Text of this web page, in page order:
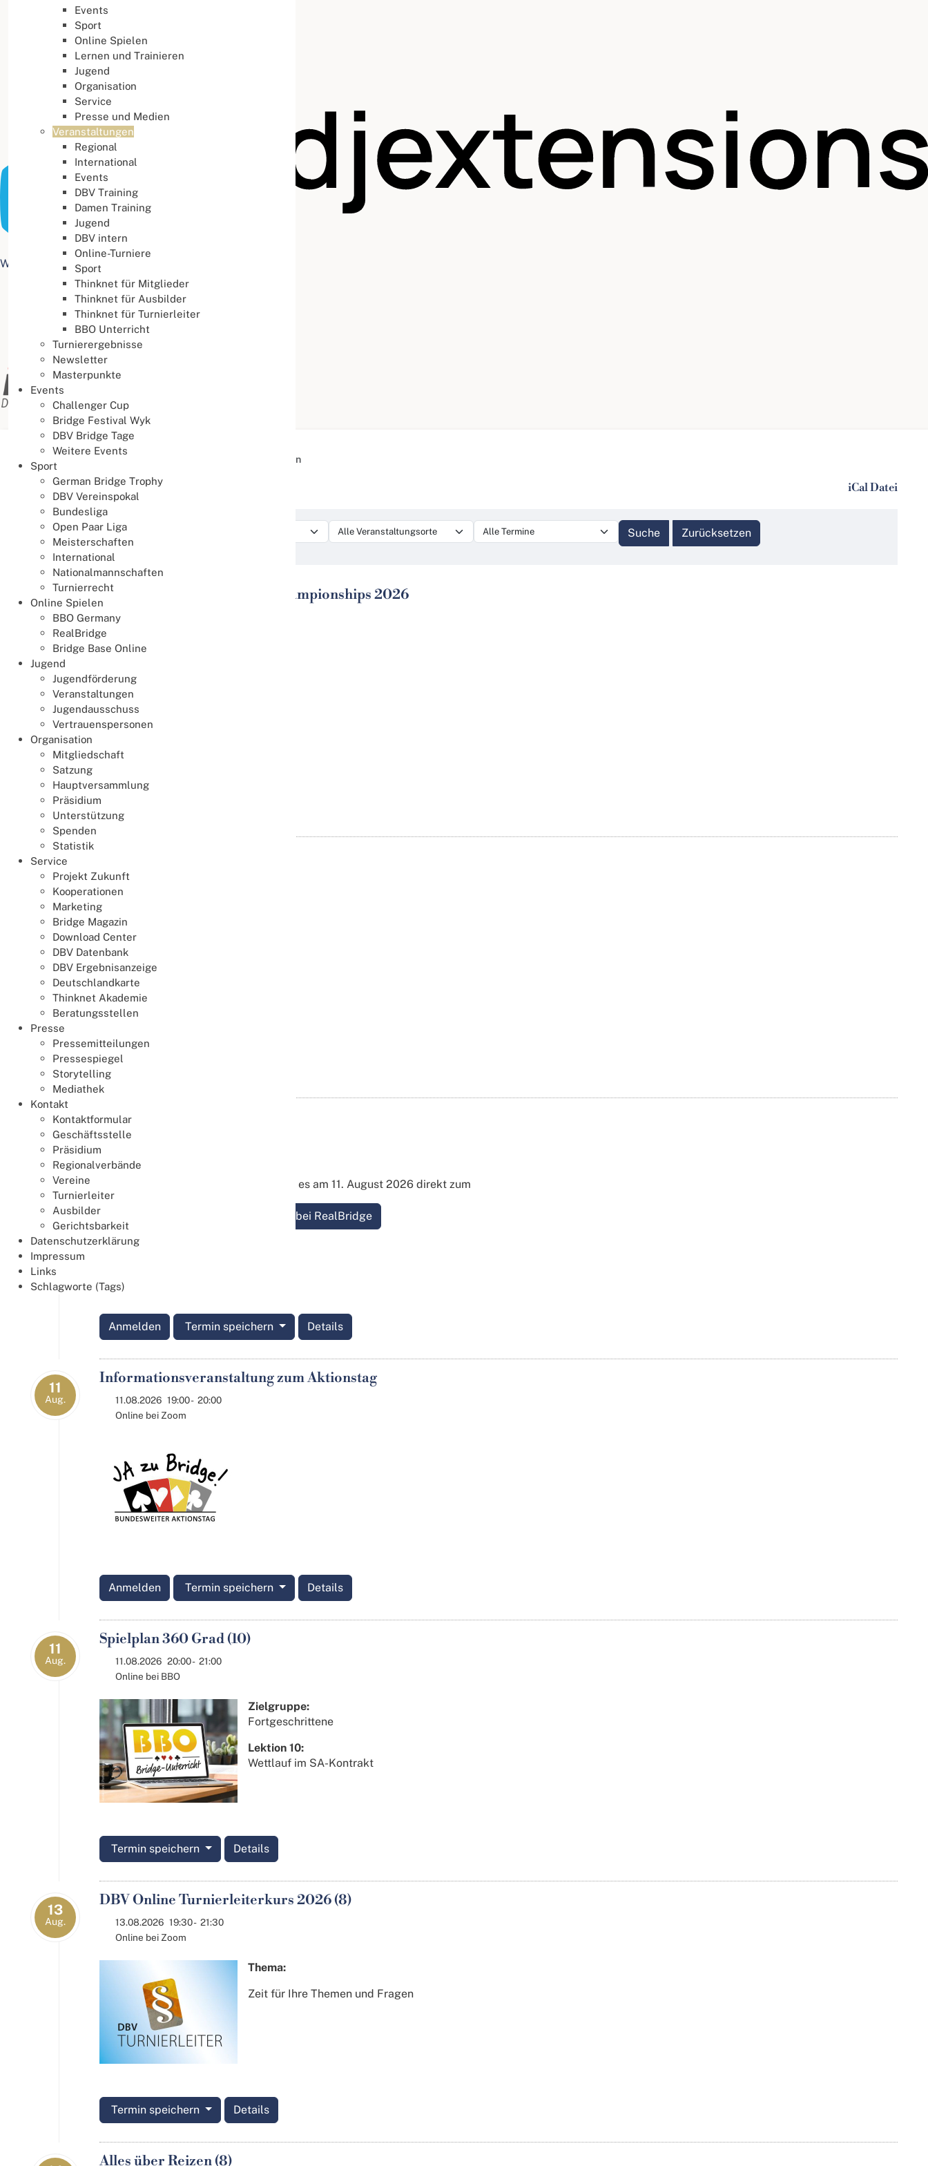
Buchstabenabstand
Web Accessibility plugin
Events
Sport
Online Spielen
Lernen und Trainieren
Jugend
Organisation
Service
Presse und Medien
Veranstaltungen
Regional
International
Events
DBV Training
Damen Training
Jugend
DBV intern
Online-Turniere
Sport
Thinknet für Mitglieder
Thinknet für Ausbilder
Thinknet für Turnierleiter
BBO Unterricht
Turnierergebnisse
Newsletter
Masterpunkte
Events
Challenger Cup
Bridge Festival Wyk
DBV Bridge Tage
Weitere Events
Sport
German Bridge Trophy
DBV Vereinspokal
Bundesliga
Open Paar Liga
Meisterschaften
International
Nationalmannschaften
Turnierrecht
Online Spielen
BBO Germany
RealBridge
Bridge Base Online
Jugend
Jugendförderung
Veranstaltungen
Jugendausschuss
Vertrauenspersonen
Organisation
Mitgliedschaft
Satzung
Hauptversammlung
Präsidium
Unterstützung
Spenden
Statistik
Service
Projekt Zukunft
Kooperationen
Marketing
Bridge Magazin
Download Center
DBV Datenbank
DBV Ergebnisanzeige
Deutschlandkarte
Thinknet Akademie
Beratungsstellen
Presse
Pressemitteilungen
Pressespiegel
Storytelling
Mediathek
Kontakt
Kontaktformular
Geschäftsstelle
Präsidium
Regionalverbände
Vereine
Turnierleiter
Ausbilder
Gerichtsbarkeit
Datenschutzerklärung
Impressum
Links
Schlagworte (Tags)
Aktuelle Seite: Startseite Veranstaltungen
Veranstaltungen iCal Datei
03
Aug.
WBF Youth Transnational Championships 2026
03.08.2026 - 08.08.2026
09
Aug. 09.08.2026
Online bei RealBridge
Termin speichern
11
Aug.
8. DBV Training 2026
11.08.2026
Hier geht es am 11. August 2026 direkt zum
Turnier bei RealBridge
Anmelden Termin speichern Details
11
Aug.
Informationsveranstaltung zum Aktionstag
11.08.2026 19:00- 20:00
Online bei Zoom
Anmelden Termin speichern Details
11
Aug.
Spielplan 360 Grad (10)
11.08.2026 20:00- 21:00
Online bei BBO
Zielgruppe:
Fortgeschrittene
Lektion 10:
Wettlauf im SA-Kontrakt
Termin speichern Details
13
Aug.
DBV Online Turnierleiterkurs 2026 (8)
13.08.2026 19:30- 21:30
Online bei Zoom
Thema:
Zeit für Ihre Themen und Fragen
Termin speichern Details
Alles über Reizen (8)